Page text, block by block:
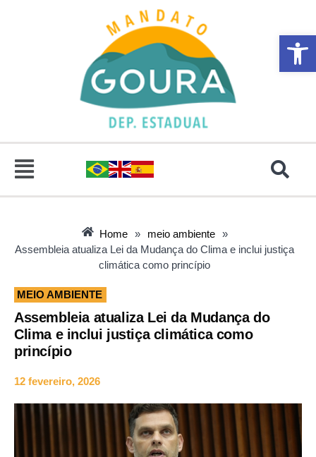
Abrir
Home » meio ambiente
»
Assembleia atualiza Lei da Mudança do Clima e inclui justiça
climática como princípio
MEIO AMBIENTE
Assembleia atualiza Lei da Mudança do
Clima e inclui justiça climática como
princípio
12 fevereiro, 2026